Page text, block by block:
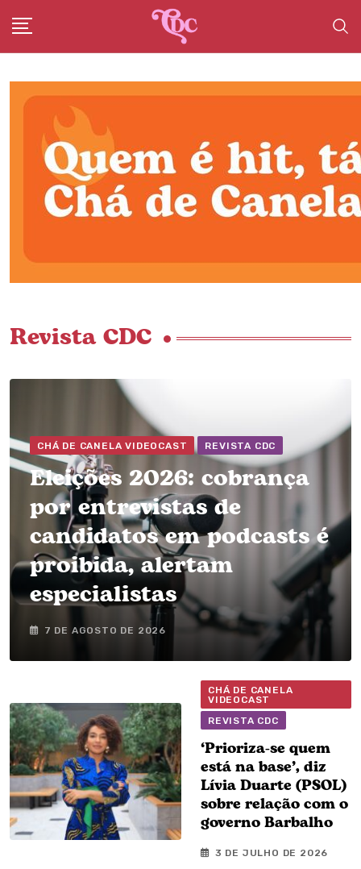
Revista CDC
CHÁ DE CANELA VIDEOCAST REVISTA CDC
Eleições 2026: cobrança
por entrevistas de
candidatos em podcasts é
proibida, alertam
especialistas
7 DE AGOSTO DE 2026
CHÁ DE CANELA
VIDEOCAST
REVISTA CDC
‘Prioriza-se quem
está na base’, diz
Lívia Duarte (PSOL)
sobre relação com o
governo Barbalho
3 DE JULHO DE 2026